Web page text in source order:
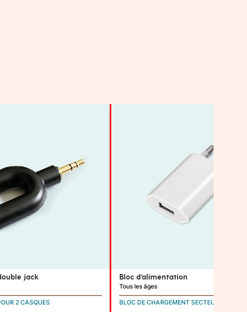
jack
2 CASQUES
Bloc d’alimentation
Tous les âges
BLOC DE CHARGEMENT SECTEUR